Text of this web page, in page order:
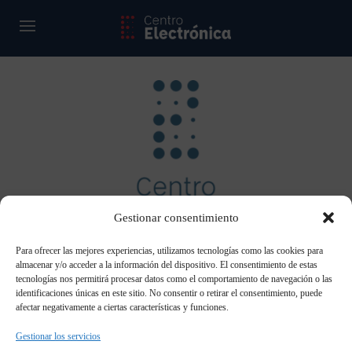
Gestionar consentimiento
Para ofrecer las mejores experiencias, utilizamos tecnologías como las cookies para
almacenar y/o acceder a la información del dispositivo. El consentimiento de estas
tecnologías nos permitirá procesar datos como el comportamiento de navegación o las
identificaciones únicas en este sitio. No consentir o retirar el consentimiento, puede
afectar negativamente a ciertas características y funciones.
Gestionar los servicios